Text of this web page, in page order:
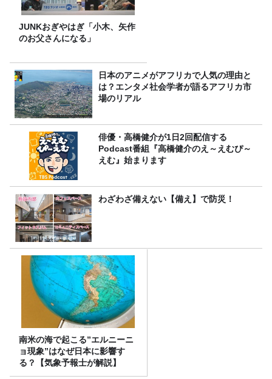
JUNKおぎやはぎ「小木、矢作
のお父さんになる」
日本のアニメがアフリカで人気の理由と
は？エンタメ社会学者が語るアフリカ市
場のリアル
俳優・高橋健介が1日2回配信する
Podcast番組『高橋健介のえ～えむぴ～
えむ』始まります
わざわざ備えない【備え】で防災！
南米の海で起こる”エルニーニ
ョ現象”はなぜ日本に影響す
る？【気象予報士が解説】